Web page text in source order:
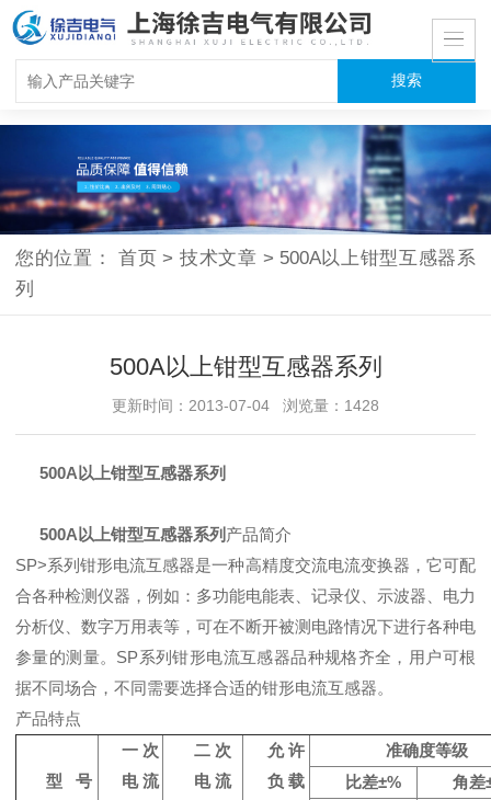
您的位置： 首页 > 技术文章 > 500A以上钳型互感器系
列
500A以上钳型互感器系列
更新时间：2013-07-04 浏览量：1428
500A以上钳型互感器系列
500A以上钳型互感器系列 产品简介
SP>系列钳形电流互感器是一种高精度交流电流变换器，它可配
合各种检测仪器，例如：多功能电能表、记录仪、示波器、电力
分析仪、数字万用表等，可在不断开被测电路情况下进行各种电
参量的测量。SP系列钳形电流互感器品种规格齐全，用户可根
据不同场合，不同需要选择合适的钳形电流互感器。
产品特点
型 号
一 次
电流
二 次
电流
允许
负 载
准确度等级
比差±% 角差